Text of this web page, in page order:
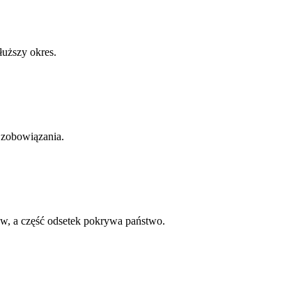
okres.
a część odsetek pokrywa państwo.